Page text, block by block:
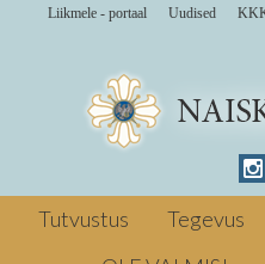
Liikmele - portaal Uudised
aastapäev
ohtudega toime
Tutvustus Tegevus